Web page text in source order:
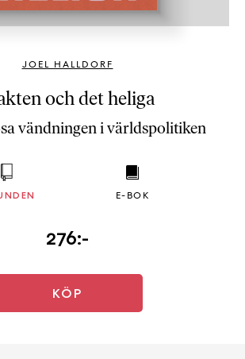
b
k
e
r
o
h
s
F
r
och det heliga
vändningen i världspolitiken
JOEL HALLDORF
276:-
KÖP
E-BOK